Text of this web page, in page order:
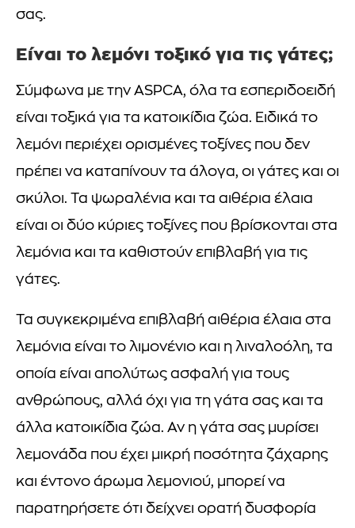
σας.
Είναι το λεμόνι τοξικό για τις γάτες;
Σύμφωνα με την ASPCA, όλα τα εσπεριδοειδή
είναι τοξικά για τα κατοικίδια ζώα. Ειδικά το
λεμόνι περιέχει ορισμένες τοξίνες που δεν
πρέπει να καταπίνουν τα άλογα, οι γάτες και οι
σκύλοι. Τα ψωραλένια και τα αιθέρια έλαια
είναι οι δύο κύριες τοξίνες που βρίσκονται στα
λεμόνια και τα καθιστούν επιβλαβή για τις
γάτες.
Τα συγκεκριμένα επιβλαβή αιθέρια έλαια στα
λεμόνια είναι το λιμονένιο και η λιναλοόλη, τα
οποία είναι απολύτως ασφαλή για τους
ανθρώπους, αλλά όχι για τη γάτα σας και τα
άλλα κατοικίδια ζώα. Αν η γάτα σας μυρίσει
λεμονάδα που έχει μικρή ποσότητα ζάχαρης
και έντονο άρωμα λεμονιού, μπορεί να
παρατηρήσετε ότι δείχνει ορατή δυσφορία